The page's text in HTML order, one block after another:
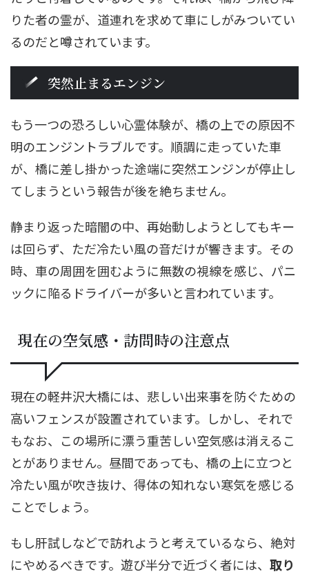
りた者の霊が、道連れを求めて車にしがみついてい
るのだと噂されています。
突然止まるエンジン
もう一つの恐ろしい心霊体験が、橋の上での原因不
明のエンジントラブルです。順調に走っていた車
が、橋に差し掛かった途端に突然エンジンが停止し
てしまうという報告が後を絶ちません。
静まり返った暗闇の中、再始動しようとしてもキー
は回らず、ただ冷たい風の音だけが響きます。その
時、車の周囲を囲むように無数の視線を感じ、パニ
ックに陥るドライバーが多いと言われています。
現在の空気感・訪問時の注意点
現在の軽井沢大橋には、悲しい出来事を防ぐための
高いフェンスが設置されています。しかし、それで
もなお、この場所に漂う重苦しい空気感は消えるこ
とがありません。昼間であっても、橋の上に立つと
冷たい風が吹き抜け、得体の知れない寒気を感じる
ことでしょう。
もし肝試しなどで訪れようと考えているなら、絶対
にやめるべきです。遊び半分で近づく者には、 取り